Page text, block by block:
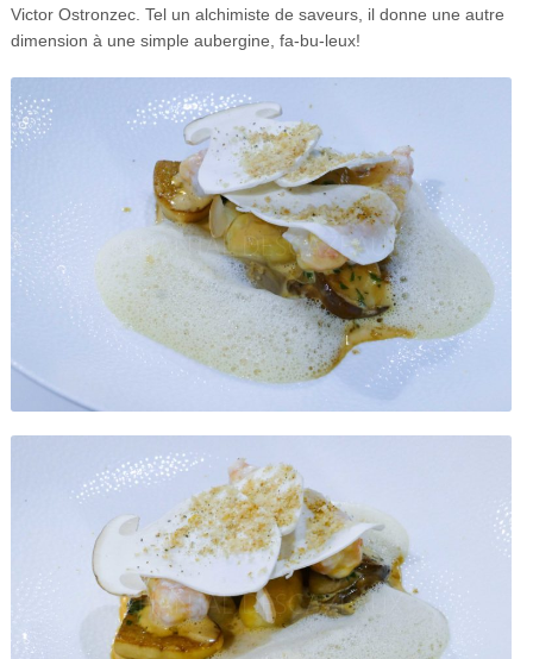
Victor Ostronzec. Tel un alchimiste de saveurs, il donne une autre
dimension à une simple aubergine, fa-bu-leux!